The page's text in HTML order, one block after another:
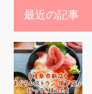
最近の記事